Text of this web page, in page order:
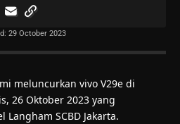
29 October 2023
meluncurkan vivo V29e di
26 Oktober 2023 yang
SCBD Jakarta.